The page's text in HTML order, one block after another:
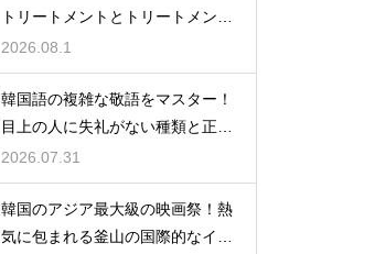
トリートメントとトリートメント
の使い分け
2026.08.1
韓国語の複雑な敬語をマスター！
目上の人に失礼がない種類と正し
い使い分け
2026.07.31
韓国のアジア最大級の映画祭！熱
気に包まれる釜山の国際的なイベ